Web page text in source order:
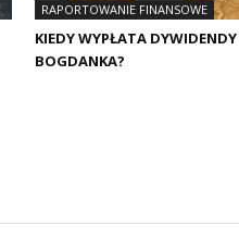
RAPORTOWANIE FINANSOWE
KIEDY WYPŁATA DYWIDENDY
BOGDANKA?